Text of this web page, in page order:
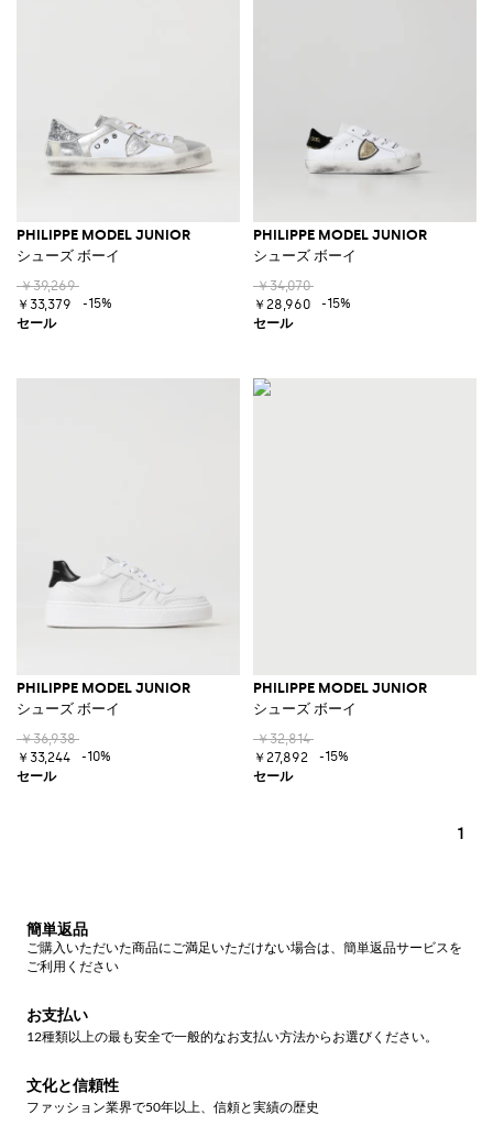
PHILIPPE MODEL JUNIOR
シューズ ボーイ
￥39,269
￥33,379
-15%
PHILIPPE MODEL JUNIOR
シューズ ボーイ
￥34,070
￥28,960
-15%
PHILIPPE MODEL JUNIOR
シューズ ボーイ
￥36,938
￥33,244
-10%
PHILIPPE MODEL JUNIOR
シューズ ボーイ
￥32,814
￥27,892
-15%
1
簡単返品
ご購入いただいた商品にご満足いただけない場合は、簡単返品サービスを
ご利用ください
お支払い
12種類以上の最も安全で一般的なお支払い方法からお選びください。
文化と信頼性
ファッション業界で50年以上、信頼と実績の歴史